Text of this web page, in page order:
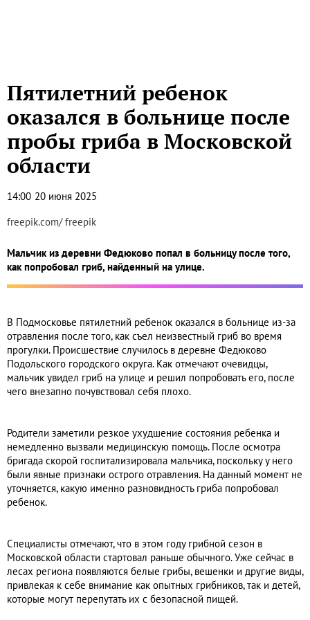
Пятилетний ребенок
оказался в больнице после
пробы гриба в Московской
области
14:00 20 июня 2025
freepik.com/ freepik
Мальчик из деревни Федюково попал в больницу после того,
как попробовал гриб, найденный на улице.
В Подмосковье пятилетний ребенок оказался в больнице из-за
отравления после того, как съел неизвестный гриб во время
прогулки. Происшествие случилось в деревне Федюково
Подольского городского округа. Как отмечают очевидцы,
мальчик увидел гриб на улице и решил попробовать его, после
чего внезапно почувствовал себя плохо.
Родители заметили резкое ухудшение состояния ребенка и
немедленно вызвали медицинскую помощь. После осмотра
бригада скорой госпитализировала мальчика, поскольку у него
были явные признаки острого отравления. На данный момент не
уточняется, какую именно разновидность гриба попробовал
ребенок.
Специалисты отмечают, что в этом году грибной сезон в
Московской области стартовал раньше обычного. Уже сейчас в
лесах региона появляются белые грибы, вешенки и другие виды,
привлекая к себе внимание как опытных грибников, так и детей,
которые могут перепутать их с безопасной пищей.